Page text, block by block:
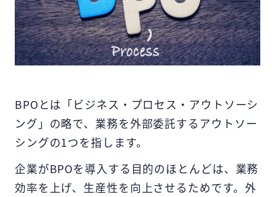
BPOとは「ビジネス・プロセス・アウトソーシ
ング」の略で、業務を外部委託するアウトソー
シングの1つを指します。
企業がBPOを導入する目的のほとんどは、業務
効率を上げ、生産性を向上させるためです。外